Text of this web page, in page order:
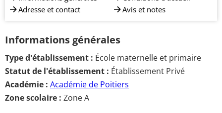
Adresse et contact
Avis et notes
Informations générales
Type d'établissement : École maternelle et primaire
Statut de l'établissement : Établissement Privé
Académie : Académie de Poitiers
Zone scolaire : Zone A